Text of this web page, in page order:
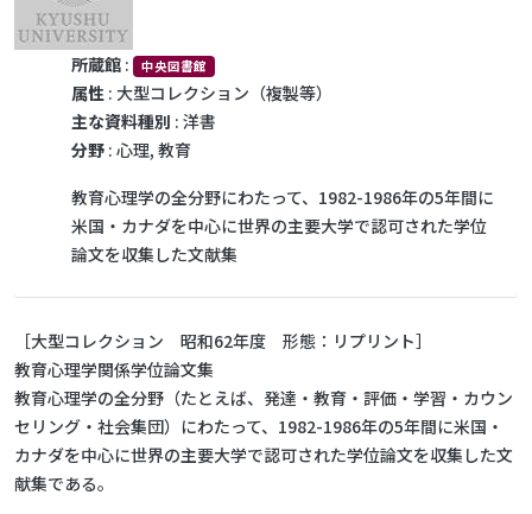
所蔵館 : 中央図書館
属性 : 大型コレクション（複製等）
主な資料種別 : 洋書
分野 : 心理, 教育
教育心理学の全分野にわたって、1982-1986年の5年間に
米国・カナダを中心に世界の主要大学で認可された学位
論文を収集した文献集
［大型コレクション 昭和62年度 形態：リプリント］
教育心理学関係学位論文集
教育心理学の全分野（たとえば、発達・教育・評価・学習・カウン
セリング・社会集団）にわたって、1982-1986年の5年間に米国・
カナダを中心に世界の主要大学で認可された学位論文を収集した文
献集である。